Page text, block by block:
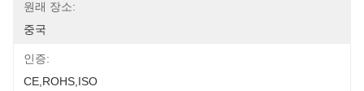
원래 장소:
중국
인증:
CE,ROHS,ISO